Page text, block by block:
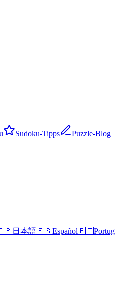
Sudoku-Tipps
Puzzle-Blog
日本語🇪🇸Español🇵🇹